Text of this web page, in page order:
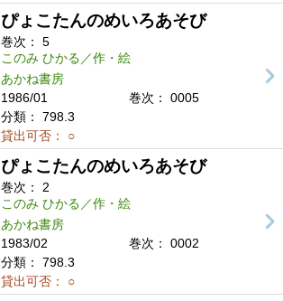
ぴょこたんのめいろあそび
巻次：
5
このみ ひかる／作・絵
あかね書房
1986/01
巻次： 0005
分類：
798.3
貸出可否：
○
ぴょこたんのめいろあそび
巻次：
2
このみ ひかる／作・絵
あかね書房
1983/02
巻次： 0002
分類：
798.3
貸出可否：
○